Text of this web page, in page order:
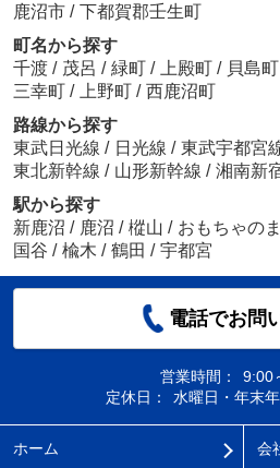
鹿沼市 / 下都賀郡壬生町
町名から探す
千渡 / 茂呂 / 緑町 / 上殿町 / 貝島町
三幸町 / 上野町 / 西鹿沼町
路線から探す
東武日光線 / 日光線 / 東武宇都宮
東北新幹線 / 山形新幹線 / 湘南新
駅から探す
新鹿沼 / 鹿沼 / 樅山 / おもちゃの
国谷 / 楡木 / 鶴田 / 宇都宮
電話でお問
営業時間：
9:00
定休日：
水曜日・年末
ホーム 会